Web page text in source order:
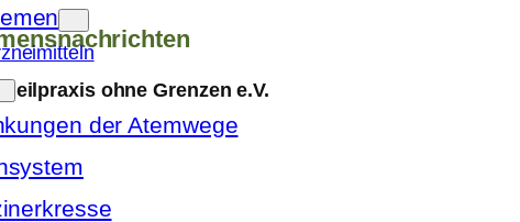
der Atemwege
ohne Grenzen e.V.